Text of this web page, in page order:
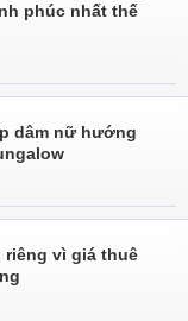
phúc nhất thế
dâm nữ hướng
riêng vì giá thuê